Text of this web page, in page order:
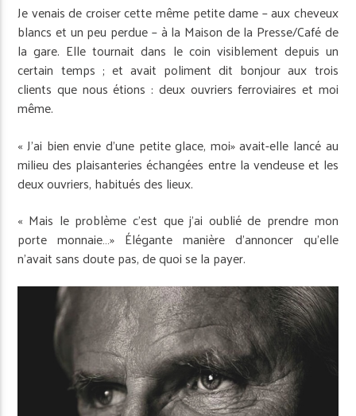
Je venais de croiser cette même petite dame – aux cheveux
blancs et un peu perdue – à la Maison de la Presse/Café de
la gare. Elle tournait dans le coin visiblement depuis un
certain temps ; et avait poliment dit bonjour aux trois
clients que nous étions : deux ouvriers ferroviaires et moi
même.
« J’ai bien envie d’une petite glace, moi» avait-elle lancé au
milieu des plaisanteries échangées entre la vendeuse et les
deux ouvriers, habitués des lieux.
« Mais le problème c’est que j’ai oublié de prendre mon
porte monnaie…» Élégante manière d’annoncer qu’elle
n’avait sans doute pas, de quoi se la payer.